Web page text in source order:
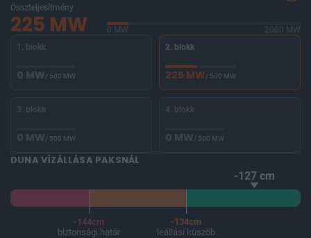
Összteljesítmény
225 MW 0 MW
2000 MW
1. blokk
0 MW/ 500 MW
2. blokk
225 MW/ 500 MW
3. blokk
0 MW/ 500 MW
4. blokk
0 MW/ 500 MW
DUNA VÍZÁLLÁSA PAKSNÁL
-127 cm
-144cm
biztonsági határ
-134cm
leállási küszöb